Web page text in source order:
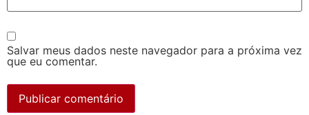
Salvar meus dados neste navegador para a próxima vez
que eu comentar.